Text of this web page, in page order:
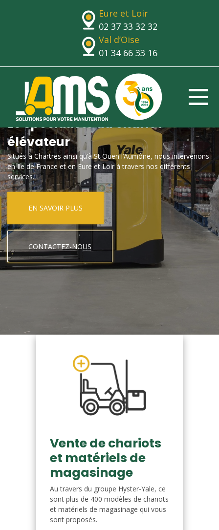
Eure et Loir
02 37 33 32 32
Val d’Oise
01 34 66 33 16
Le spécialiste du chariot
élévateur
Situés à Chartres ainsi qu’à St Ouen l’Aumône, nous intervenons
en Ile de France et en Eure et Loir à travers nos différents
services.
EN SAVOIR PLUS
CONTACTEZ-NOUS
Vente de chariots
et matériels de
magasinage
Au travers du groupe Hyster-Yale, ce
sont plus de 400 modèles de chariots
et matériels de magasinage qui vous
sont proposés.